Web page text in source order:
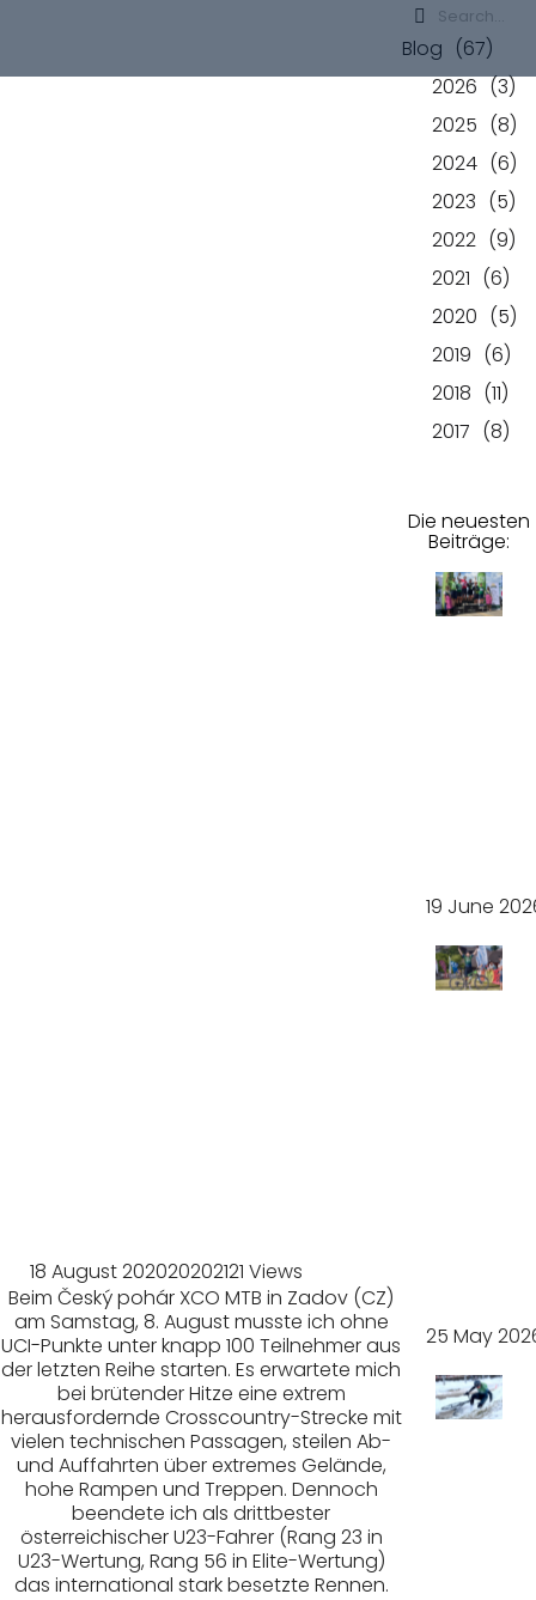
Nach
18 August 202020202121 Views
Beim Český pohár XCO MTB in Zadov (CZ)
am Samstag, 8. August musste ich ohne
UCI-Punkte unter knapp 100 Teilnehmer aus
der letzten Reihe starten. Es erwartete mich
bei brütender Hitze eine extrem
herausfordernde Crosscountry-Strecke mit
vielen technischen Passagen, steilen Ab-
und Auffahrten über extremes Gelände,
hohe Rampen und Treppen. Dennoch
beendete ich als drittbester
österreichischer U23-Fahrer (Rang 23 in
U23-Wertung, Rang 56 in Elite-Wertung)
das international stark besetzte Rennen.
Blog (67)
2026 (3)
2025 (8)
2024 (6)
2023 (5)
2022 (9)
2021 (6)
2020 (5)
2019 (6)
2018 (11)
2017 (8)
Die neuesten
Beiträge:
19 June
25 May